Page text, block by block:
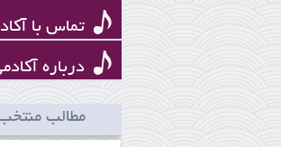
تماس با
درباره
مطالب
ساز ساخته شده